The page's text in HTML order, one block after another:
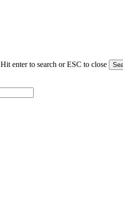
Hit enter to search or ESC to close